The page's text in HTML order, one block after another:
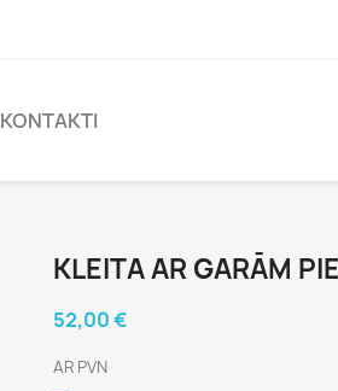
KONTAKTI
KLEITA AR GARĀM
52,00 €
AR PVN